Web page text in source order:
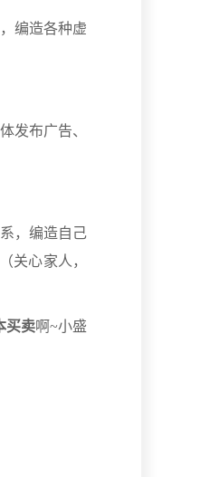
编造各种虚
发布广告、
，编造自己
关心家人，
买卖啊~小盛